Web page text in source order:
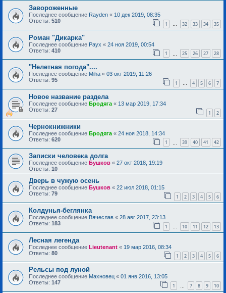
Завороженные
Последнее сообщение Rayden « 10 дек 2019, 08:35
Ответы: 510 1 … 32 33 34 35
Роман "Дикарка"
Последнее сообщение Раух « 24 ноя 2019, 00:54
Ответы: 410 1 25 26 27 28
"Нелетная погода"....
Последнее сообщение Miha « 03 окт 2019, 11:26
Ответы: 95 1 … 4 5 6 7
Новое название раздела
Последнее сообщение Бродяга « 13 мар 2019, 17:34
Ответы: 27 1 2
Чернокнижники
Последнее сообщение Бродяга « 24 ноя 2018, 14:34
Ответы: 620 1 39 40 41 42
Записки человека долга
Последнее сообщение Бушков « 27 окт 2018, 19:19
Ответы: 10
Дверь в чужую осень
Последнее сообщение Бушков « 22 июл 2018, 01:15
Ответы: 79 1 2 3 4 5 6
Колдунья-беглянка
Последнее сообщение Вячеслав « 28 авг 2017, 23:13
Ответы: 183 1 10 11 12 13
Лесная легенда
Последнее сообщение Lieutenant « 19 мар 2016, 08:34
Ответы: 80 1 2 3 4 5 6
Рельсы под луной
Последнее сообщение Махновец « 01 янв 2016, 13:05
Ответы: 147 1 … 7 8 9 10